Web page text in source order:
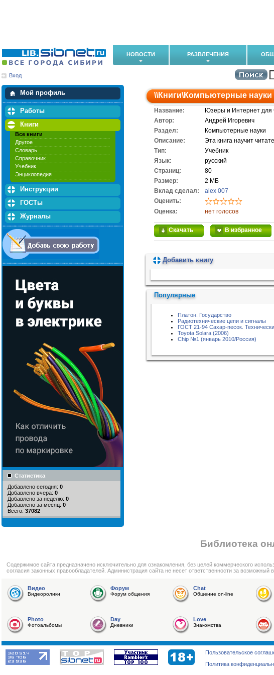
НОВОСТИ РАЗВЛЕЧЕНИЯ
Вход
Мой профиль
Мои закладки
Работы
Книги
Все книги
Другое
Словарь
Справочник
Учебник
Энциклопедия
Инструкции
ГОСТы
Журналы
Статистика
Добавлено сегодня: 0
Добавлено вчера: 0
Добавлено за неделю: 0
Добавлено за месяц: 0
Всего: 37082
\\Книги\Компьютерные науки
Название:
Юзеры и Интернет для
Автор:
Андрей Игоревич
Раздел:
Компьютерные науки
Описание:
Эта книга научит
Тип:
Учебник
Язык:
русский
Cтраниц:
80
Размер:
2 МБ
Вклад сделал:
alex 007
Оценить:
Оценка:
нет голосов
Скачать В избранное
Добавить книгу
Популярные
Платон. Государство
Радиотехнические цепи и сигналы
ГОСТ 21-94 Сахар-песок.
Toyota Solara (2006)
Chip №1 (январь 2010/Россия)
Библиотека
Cодержимое сайта предназначено исключительно для ознакомления, без целей коммерческого
согласия законных правообладателей. Администрация сайта не несет ответственности за
Видео
Видеоролики
Форум
Форум общения
Chat
Общение on-line
Photo
Фотоальбомы
Day
Дневники
Love
Знакомства
Пользовательское
Политика